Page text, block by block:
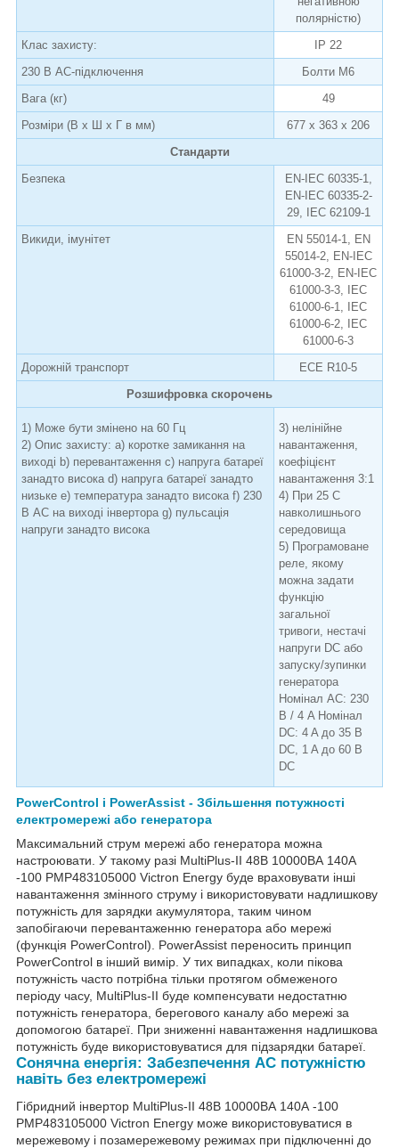
полярністю)
Клас захисту:
IP 22
230 В AC-підключення
Болти M6
Вага (кг)
49
Розміри (В х Ш х Г в мм)
677 x 363 x 206
Стандарти
Безпека
EN-IEC 60335-1,
EN-IEC 60335-2-
29, IEC 62109-1
Викиди, імунітет
EN 55014-1, EN
55014-2, EN-IEC
61000-3-2, EN-IEC
61000-3-3, IEC
61000-6-1, IEC
61000-6-2, IEC
61000-6-3
Дорожній транспорт
ECE R10-5
Розшифровка скорочень
1) Може бути змінено на 60 Гц
2) Опис захисту: а) коротке замикання на
виході b) перевантаження c) напруга батареї
занадто висока d) напруга батареї занадто
низьке e) температура занадто висока f) 230
В АС на виході інвертора g) пульсація
напруги занадто висока
3) нелінійне
навантаження,
коефіцієнт
навантаження 3:1
4) При 25 C
навколишнього
середовища
5) Програмоване
реле, якому
можна задати
функцію
загальної
тривоги, нестачі
напруги DC або
запуску/зупинки
генератора
Номінал АС: 230
В / 4 A Номінал
DC: 4 A до 35 В
DC, 1 A до 60 В
DC
PowerControl і PowerAssist - Збільшення потужності
електромережі або генератора
Максимальний струм мережі або генератора можна
настроювати. У такому разі MultiPlus-II 48В 10000ВА 140А
-100 PMP483105000 Victron Energy буде враховувати інші
навантаження змінного струму і використовувати надлишкову
потужність для зарядки акумулятора, таким чином
запобігаючи перевантаженню генератора або мережі
(функція PowerControl). PowerAssist переносить принцип
PowerControl в інший вимір. У тих випадках, коли пікова
потужність часто потрібна тільки протягом обмеженого
періоду часу, MultiPlus-II буде компенсувати недостатню
потужність генератора, берегового каналу або мережі за
допомогою батареї. При зниженні навантаження надлишкова
потужність буде використовуватися для підзарядки батареї.
Сонячна енергія: Забезпечення АС потужністю
навіть без електромережі
Гібридний інвертор MultiPlus-II 48В 10000ВА 140А -100
PMP483105000 Victron Energy може використовуватися в
мережевому і позамережевому режимах при підключенні до